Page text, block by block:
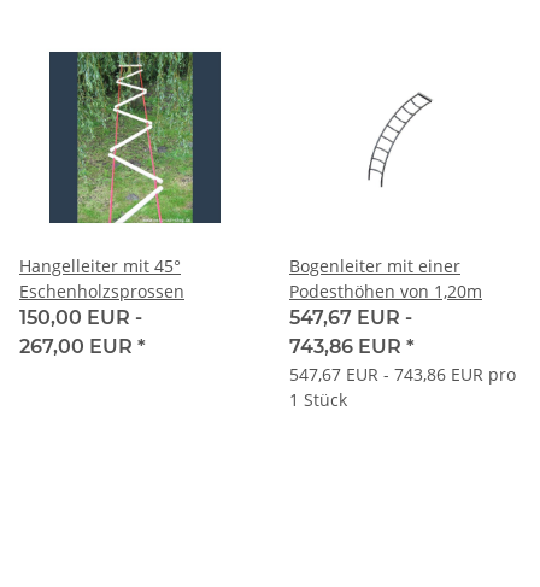
Hangelleiter mit 45°
Eschenholzsprossen
150,00 EUR -
267,00 EUR *
Bogenleiter mit einer
Podesthöhen von 1,20m
547,67 EUR -
743,86 EUR *
547,67 EUR - 743,86 EUR pro
1 Stück